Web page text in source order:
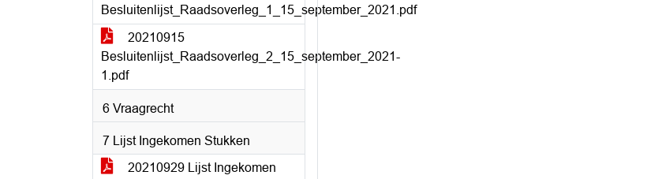
Besluitenlijst_Raadsoverleg_1_15_september_2021.pdf
20210915
Besluitenlijst_Raadsoverleg_2_15_september_2021-
1.pdf
6 Vraagrecht
7 Lijst Ingekomen Stukken
20210929 Lijst Ingekomen